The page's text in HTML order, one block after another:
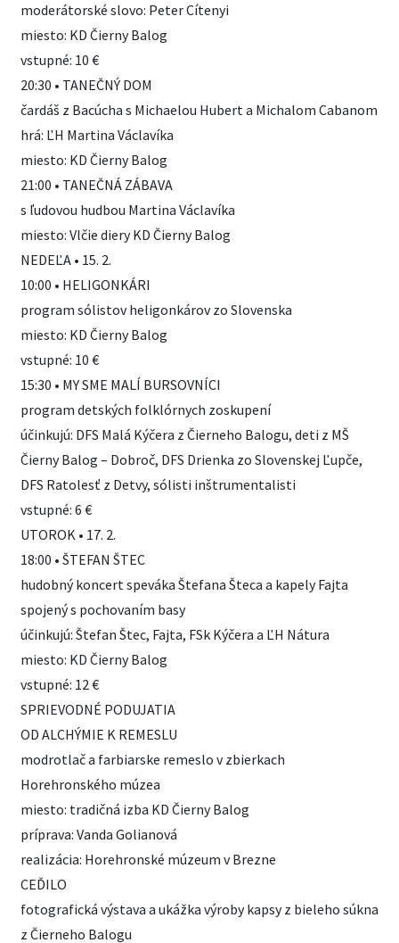
moderátorské slovo: Peter Cítenyi
miesto: KD Čierny Balog
vstupné: 10 €
20:30 • TANEČNÝ DOM
čardáš z Bacúcha s Michaelou Hubert a Michalom Cabanom
hrá: ĽH Martina Václavíka
miesto: KD Čierny Balog
21:00 • TANEČNÁ ZÁBAVA
s ľudovou hudbou Martina Václavíka
miesto: Vlčie diery KD Čierny Balog
NEDEĽA • 15. 2.
10:00 • HELIGONKÁRI
program sólistov heligonkárov zo Slovenska
miesto: KD Čierny Balog
vstupné: 10 €
15:30 • MY SME MALÍ BURSOVNÍCI
program detských folklórnych zoskupení
účinkujú: DFS Malá Kýčera z Čierneho Balogu, deti z MŠ
Čierny Balog – Dobroč, DFS Drienka zo Slovenskej Ľupče,
DFS Ratolesť z Detvy, sólisti inštrumentalisti
vstupné: 6 €
UTOROK • 17. 2.
18:00 • ŠTEFAN ŠTEC
hudobný koncert speváka Štefana Šteca a kapely Fajta
spojený s pochovaním basy
účinkujú: Štefan Štec, Fajta, FSk Kýčera a ĽH Nátura
miesto: KD Čierny Balog
vstupné: 12 €
SPRIEVODNÉ PODUJATIA
OD ALCHÝMIE K REMESLU
modrotlač a farbiarske remeslo v zbierkach
Horehronského múzea
miesto: tradičná izba KD Čierny Balog
príprava: Vanda Golianová
realizácia: Horehronské múzeum v Brezne
CEĎILO
fotografická výstava a ukážka výroby kapsy z bieleho súkna
z Čierneho Balogu